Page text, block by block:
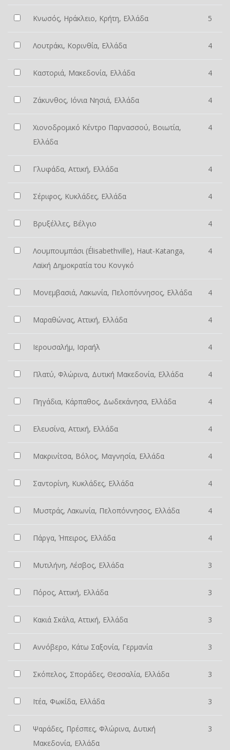
Κνωσός, Ηράκλειο, Κρήτη, Ελλάδα 5
Λουτράκι, Κορινθία, Ελλάδα 4
Καστοριά, Μακεδονία, Ελλάδα 4
Ζάκυνθος, Ιόνια Νησιά, Ελλάδα 4
Χιονοδρομικό Κέντρο Παρνασσού, Βοιωτία,
Ελλάδα
4
Γλυφάδα, Αττική, Ελλάδα 4
Σέριφος, Κυκλάδες, Ελλάδα 4
Βρυξέλλες, Βέλγιο 4
Λουμπουμπάσι (Élisabethville), Haut-Katanga,
Λαϊκή Δημοκρατία του Κονγκό
4
Μονεμβασιά, Λακωνία, Πελοπόννησος, Ελλάδα 4
Μαραθώνας, Αττική, Ελλάδα 4
Ιερουσαλήμ, Ισραήλ 4
Πλατύ, Φλώρινα, Δυτική Μακεδονία, Ελλάδα 4
Πηγάδια, Κάρπαθος, Δωδεκάνησα, Ελλάδα 4
Ελευσίνα, Αττική, Ελλάδα 4
Μακρινίτσα, Βόλος, Μαγνησία, Ελλάδα 4
Σαντορίνη, Κυκλάδες, Ελλάδα 4
Μυστράς, Λακωνία, Πελοπόννησος, Ελλάδα 4
Πάργα, Ήπειρος, Ελλάδα 4
Μυτιλήνη, Λέσβος, Ελλάδα 3
Πόρος, Αττική, Ελλάδα 3
Κακιά Σκάλα, Αττική, Ελλάδα 3
Αννόβερο, Κάτω Σαξονία, Γερμανία 3
Σκόπελος, Σποράδες, Θεσσαλία, Ελλάδα 3
Ιτέα, Φωκίδα, Ελλάδα 3
Ψαράδες, Πρέσπες, Φλώρινα, Δυτική
Μακεδονία, Ελλάδα
3